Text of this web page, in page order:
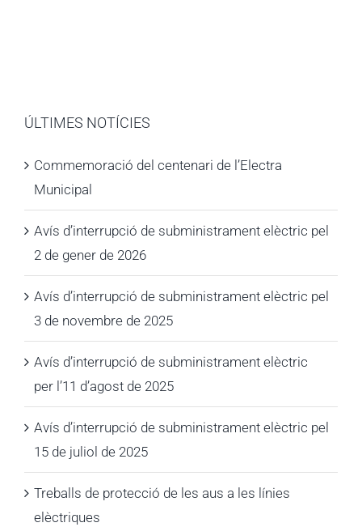
ÚLTIMES NOTÍCIES
Commemoració del centenari de l’Electra
Municipal
Avís d’interrupció de subministrament elèctric pel
2 de gener de 2026
Avís d’interrupció de subministrament elèctric pel
3 de novembre de 2025
Avís d’interrupció de subministrament elèctric
per l’11 d’agost de 2025
Avís d’interrupció de subministrament elèctric pel
15 de juliol de 2025
Treballs de protecció de les aus a les línies
elèctriques